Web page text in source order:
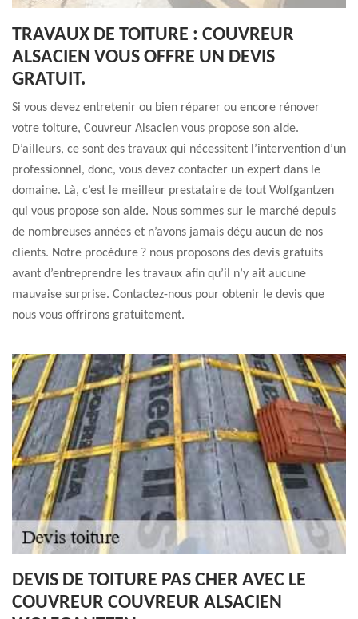
TRAVAUX DE TOITURE : COUVREUR
ALSACIEN VOUS OFFRE UN DEVIS
GRATUIT.
Si vous devez entretenir ou bien réparer ou encore rénover
votre toiture, Couvreur Alsacien vous propose son aide.
D’ailleurs, ce sont des travaux qui nécessitent l’intervention d’un
professionnel, donc, vous devez contacter un expert dans le
domaine. Là, c’est le meilleur prestataire de tout Wolfgantzen
qui vous propose son aide. Nous sommes sur le marché depuis
de nombreuses années et n’avons jamais déçu aucun de nos
clients. Notre procédure ? nous proposons des devis gratuits
avant d’entreprendre les travaux afin qu’il n’y ait aucune
mauvaise surprise. Contactez-nous pour obtenir le devis que
nous vous offrirons gratuitement.
DEVIS DE TOITURE PAS CHER AVEC LE
COUVREUR COUVREUR ALSACIEN